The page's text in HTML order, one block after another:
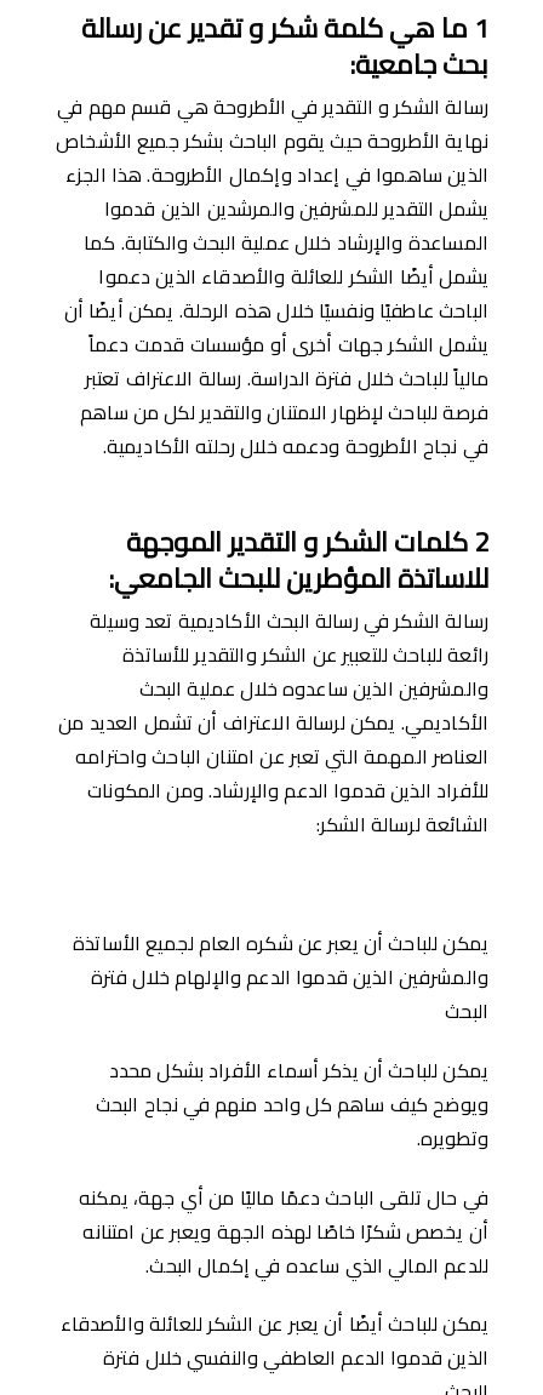
1ما هي كلمة شكر و تقدير عن رسالة
بحث جامعية:
رسالة الشكر و التقدير في الأطروحة هي قسم مهم في
نهاية الأطروحة حيث يقوم الباحث بشكر جميع الأشخاص
الذين ساهموا في إعداد وإكمال الأطروحة. هذا الجزء
يشمل التقدير للمشرفين والمرشدين الذين قدموا
المساعدة والإرشاد خلال عملية البحث والكتابة. كما
يشمل أيضًا الشكر للعائلة والأصدقاء الذين دعموا
الباحث عاطفيًا ونفسيًا خلال هذه الرحلة. يمكن أيضًا أن
يشمل الشكر جهات أخرى أو مؤسسات قدمت دعماً
مالياً للباحث خلال فترة الدراسة. رسالة الاعتراف تعتبر
فرصة للباحث لإظهار الامتنان والتقدير لكل من ساهم
في نجاح الأطروحة ودعمه خلال رحلته الأكاديمية.
2كلماتالشكر والتقدير الموجهة
للاساتذة المؤطرين للبحث الجامعي:
رسالة الشكر في رسالة البحث الأكاديمية تعد وسيلة
رائعة للباحث للتعبير عن الشكر والتقدير للأساتذة
والمشرفين الذين ساعدوه خلال عملية البحث
الأكاديمي. يمكن لرسالة الاعتراف أن تشمل العديد من
العناصر المهمة التي تعبر عن امتنان الباحث واحترامه
للأفراد الذين قدموا الدعم والإرشاد. ومن المكونات
الشائعة لرسالة الشكر:
يمكن للباحث أن يعبر عن شكره العام لجميع الأساتذة
والمشرفين الذين قدموا الدعم والإلهام خلال فترة
البحث
يمكن للباحث أن يذكر أسماء الأفراد بشكل محدد
ويوضح كيف ساهم كل واحد منهم في نجاح البحث
وتطويره.
في حال تلقى الباحث دعمًا ماليًا من أي جهة، يمكنه
أن يخصص شكرًا خاصًا لهذه الجهة ويعبر عن امتنانه
للدعم المالي الذي ساعده في إكمال البحث.
يمكن للباحث أيضًا أن يعبر عن الشكر للعائلة والأصدقاء
الذين قدموا الدعم العاطفي والنفسي خلال فترة